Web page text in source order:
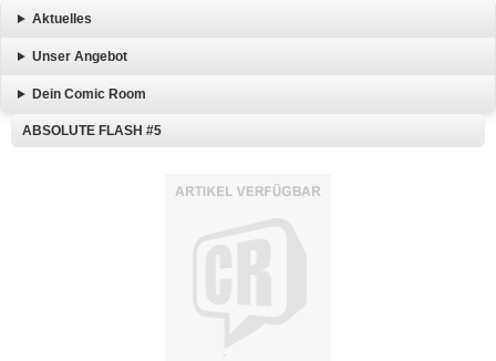
Aktuelles
Unser Angebot
Dein Comic Room
ABSOLUTE FLASH #5